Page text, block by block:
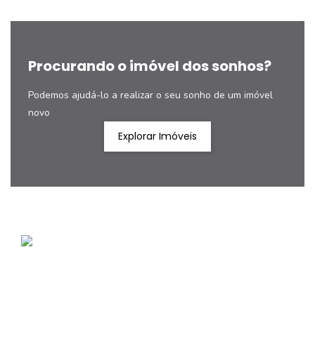
Procurando o imóvel dos sonhos?
Podemos ajudá-lo a realizar o seu sonho de um imóvel
novo
Explorar Imóveis